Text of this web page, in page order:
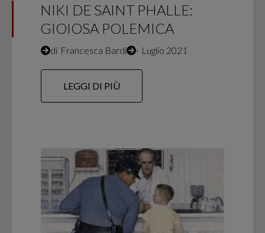
NIKI DE SAINT PHALLE:
GIOIOSA POLEMICA
di Francesca Bardi ∙ Luglio 2021
LEGGI DI PIÙ